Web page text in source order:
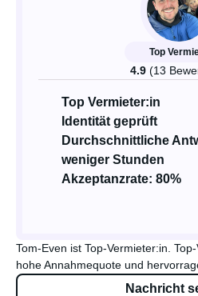
Top
4.9 (13
Top Vermieter:in
Identität geprüft
Durchschnittliche
weniger Stunden
Akzeptanzrate: 80%
Tom-Even ist Top-Vermieter:in.
hohe Annahmequote und
Nachricht